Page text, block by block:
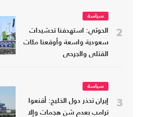
2
سياسة
الحوثي: استهدفنا تحشيدات
سعودية واسعة وأوقعنا مئات
القتلى والجرحى
3
سياسة
إيران تحذر دول الخليج: أقنعوا
ترامب بعدم شن هجمات وإلا